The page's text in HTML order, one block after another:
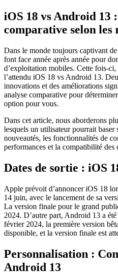
iOS 18 vs Android 13
comparative selon les
Dans le monde toujours captivant
font face année après année pour
d’exploitation mobiles. Cette fois-
l’attendu iOS 18 vs Android 13.
innovations et des améliorations
analyse comparative pour
option pour vous.
Dans cet article, nous aborderons
lesquels un utilisateur pourrait baser
nouveautés, les fonctionnalités de
performances et la compatibilité des
Dates de sortie : iOS
Apple prévoit d’annoncer iOS 18
14 juin, avec le lancement de sa
La version finale pour le grand
2024. D’autre part, Android 13 a
février 2024, la première version
disponible, et la version finale est
Personnalisation :
Android 13